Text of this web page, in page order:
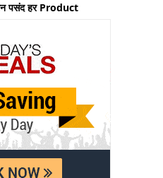
पसंद हर Product